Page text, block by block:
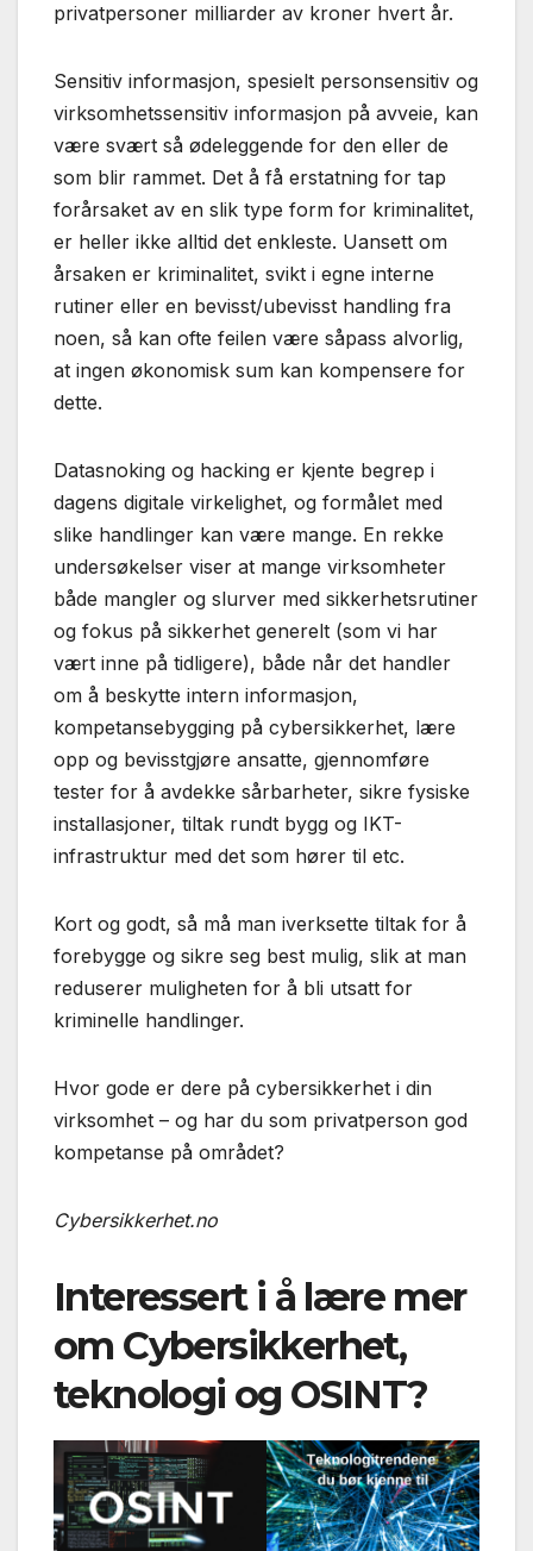
privatpersoner milliarder av kroner hvert år.
Sensitiv informasjon, spesielt personsensitiv og
virksomhetssensitiv informasjon på avveie, kan
være svært så ødeleggende for den eller de
som blir rammet. Det å få erstatning for tap
forårsaket av en slik type form for kriminalitet,
er heller ikke alltid det enkleste. Uansett om
årsaken er kriminalitet, svikt i egne interne
rutiner eller en bevisst/ubevisst handling fra
noen, så kan ofte feilen være såpass alvorlig,
at ingen økonomisk sum kan kompensere for
dette.
Datasnoking og hacking er kjente begrep i
dagens digitale virkelighet, og formålet med
slike handlinger kan være mange. En rekke
undersøkelser viser at mange virksomheter
både mangler og slurver med sikkerhetsrutiner
og fokus på sikkerhet generelt (som vi har
vært inne på tidligere), både når det handler
om å beskytte intern informasjon,
kompetansebygging på cybersikkerhet, lære
opp og bevisstgjøre ansatte, gjennomføre
tester for å avdekke sårbarheter, sikre fysiske
installasjoner, tiltak rundt bygg og IKT-
infrastruktur med det som hører til etc.
Kort og godt, så må man iverksette tiltak for å
forebygge og sikre seg best mulig, slik at man
reduserer muligheten for å bli utsatt for
kriminelle handlinger.
Hvor gode er dere på cybersikkerhet i din
virksomhet – og har du som privatperson god
kompetanse på området?
Cybersikkerhet.no
Interessert i å lære mer
om Cybersikkerhet,
teknologi og OSINT?